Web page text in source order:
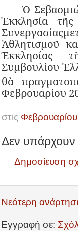
Ὁ
Ἐκκλησία
Ἀθλητισμοῦ
Ἐκκλησίας
Συμβουλίου
θὰ
Φεβρουαρίου
στις
Δεν υπάρχουν
Δημοσίευση
Νεότερη
Εγγραφή σε: